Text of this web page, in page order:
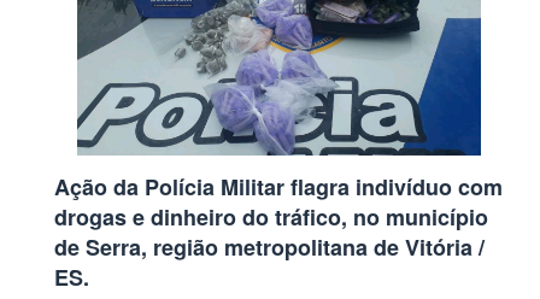
Ação da Polícia Militar flagra indivíduo com
drogas e dinheiro do tráfico, no município
de Serra, região metropolitana de Vitória /
ES.